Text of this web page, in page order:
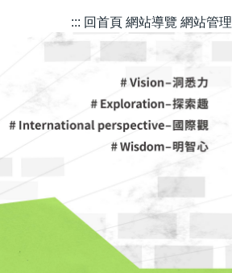
::: 回首頁 網站導覽 網站管理